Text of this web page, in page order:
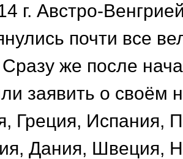
г. Австро-
почти все
же после
заявить о своём
Греция, Испания,
Дания, Швеция,